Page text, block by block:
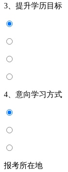
3、提升学历目标
4、意向学习方式
报考所在地